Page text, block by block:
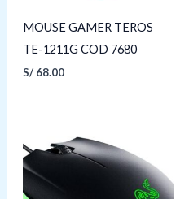
MOUSE GAMER TEROS
TE-1211G COD 7680
S/68.00